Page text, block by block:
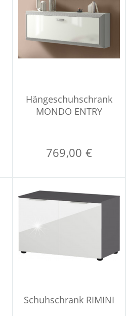
Hängeschuhschrank
MONDO ENTRY
769,00 €
Schuhschrank RIMINI